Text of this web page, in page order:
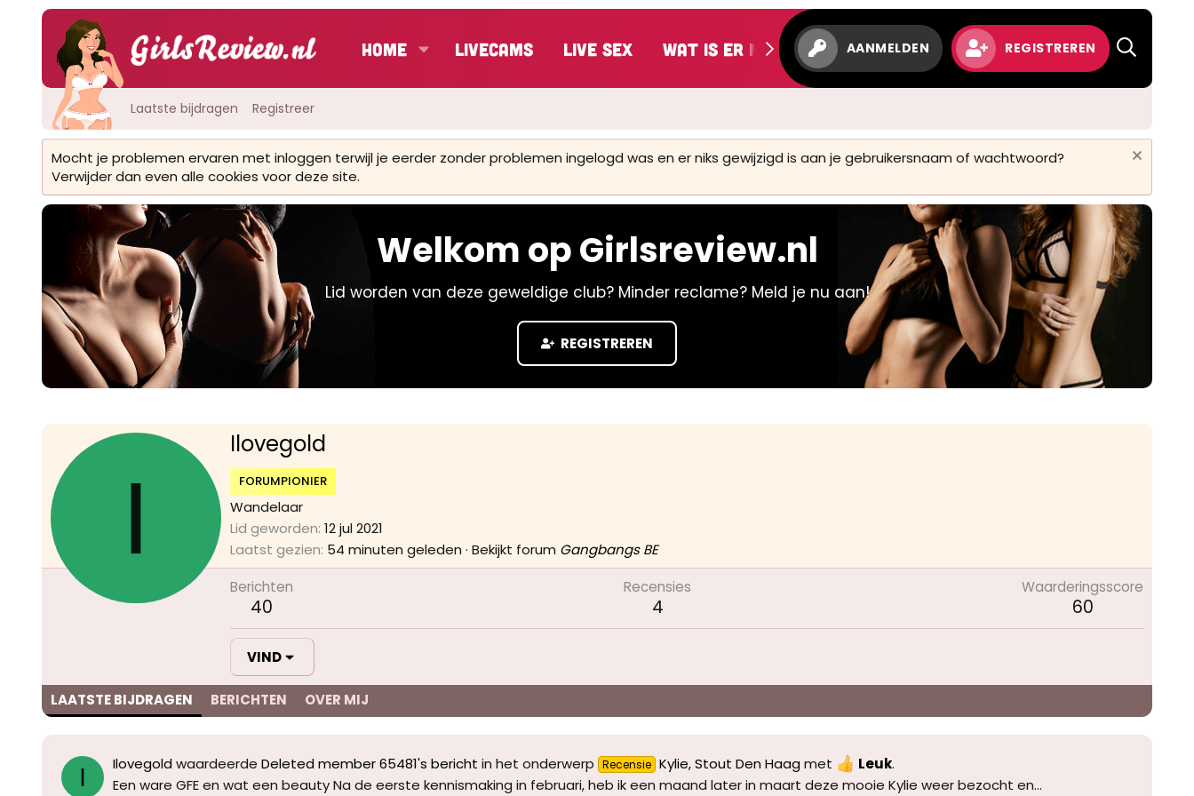
Home LiveCams Live Sex Wat is er nieuw AANMELDEN REGISTREREN
Laatste bijdragen Registreer
Mocht je problemen ervaren met inloggen terwijl je eerder zonder problemen ingelogd was en er niks gewijzigd is aan je gebruikersnaam of wachtwoord?
Verwijder dan even alle cookies voor deze site.
Welkom op Girlsreview.nl
Lid worden van deze geweldige club? Minder reclame? Meld je nu aan!
REGISTREREN
I
Ilovegold
FORUMPIONIER
Wandelaar
Lid geworden 12 jul 2021
Laatst gezien 54 minuten geleden · Bekijkt forum Gangbangs BE
Berichten
40
Recensies
4
Waarderingsscore
60
VIND
LAATSTE BIJDRAGEN BERICHTEN OVER MIJ
I Ilovegold waardeerde Deleted member 65481's bericht in het onderwerp Recensie Kylie, Stout Den Haag met Leuk.
Een ware GFE en wat een beauty Na de eerste kennismaking in februari, heb ik een maand later in maart deze mooie Kylie weer bezocht en...